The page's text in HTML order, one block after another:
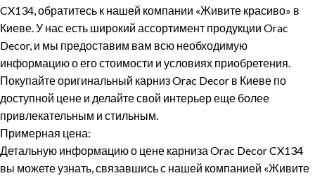
CX134, обратитесь к нашей компании «Живите красиво» в
Киеве. У нас есть широкий ассортимент продукции Orac
Decor, и мы предоставим вам всю необходимую
информацию о его стоимости и условиях приобретения.
Покупайте оригинальный карниз Orac Decor в Киеве по
доступной цене и делайте свой интерьер еще более
привлекательным и стильным.
Примерная цена:
Детальную информацию о цене карниза Orac Decor CX134
вы можете узнать, связавшись с нашей компанией «Живите